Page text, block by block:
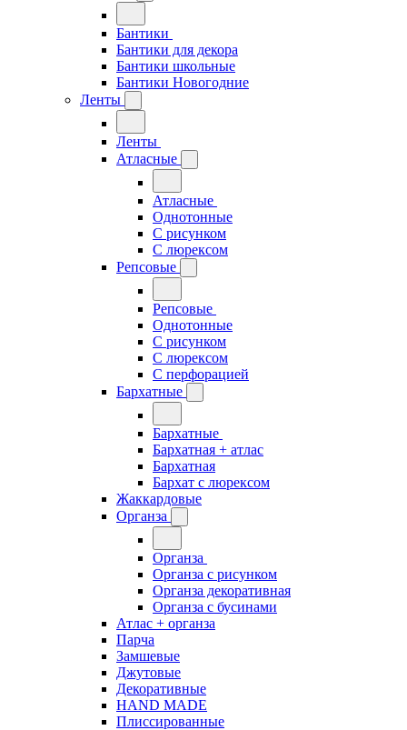
Бантики
Бантики для декора
Бантики школьные
Бантики Новогодние
Ленты
Ленты
Атласные
Атласные
Однотонные
С рисунком
С люрексом
Репсовые
Репсовые
Однотонные
С рисунком
С люрексом
С перфорацией
Бархатные
Бархатные
Бархатная + атлас
Бархатная
Бархат с люрексом
Жаккардовые
Органза
Органза
Органза с рисунком
Органза декоративная
Органза с бусинами
Атлас + органза
Парча
Замшевые
Джутовые
Декоративные
HAND MADE
Плиссированные